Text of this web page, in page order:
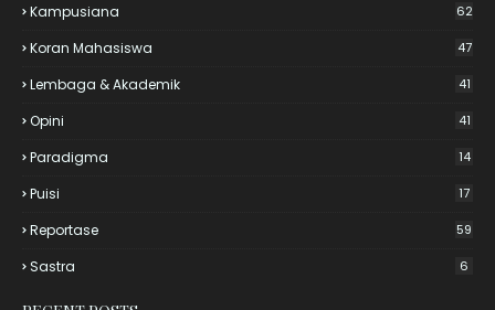
Kampusiana 62
Koran Mahasiswa 47
Lembaga & Akademik 41
Opini 41
Paradigma 14
Puisi 17
Reportase 59
Sastra 6